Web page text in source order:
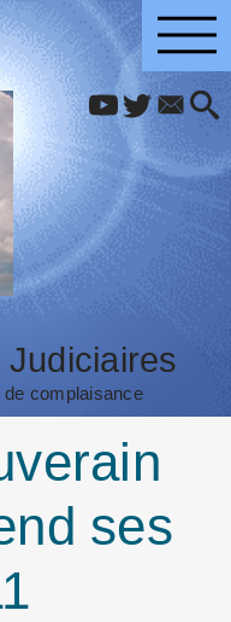
de complaisance
ses